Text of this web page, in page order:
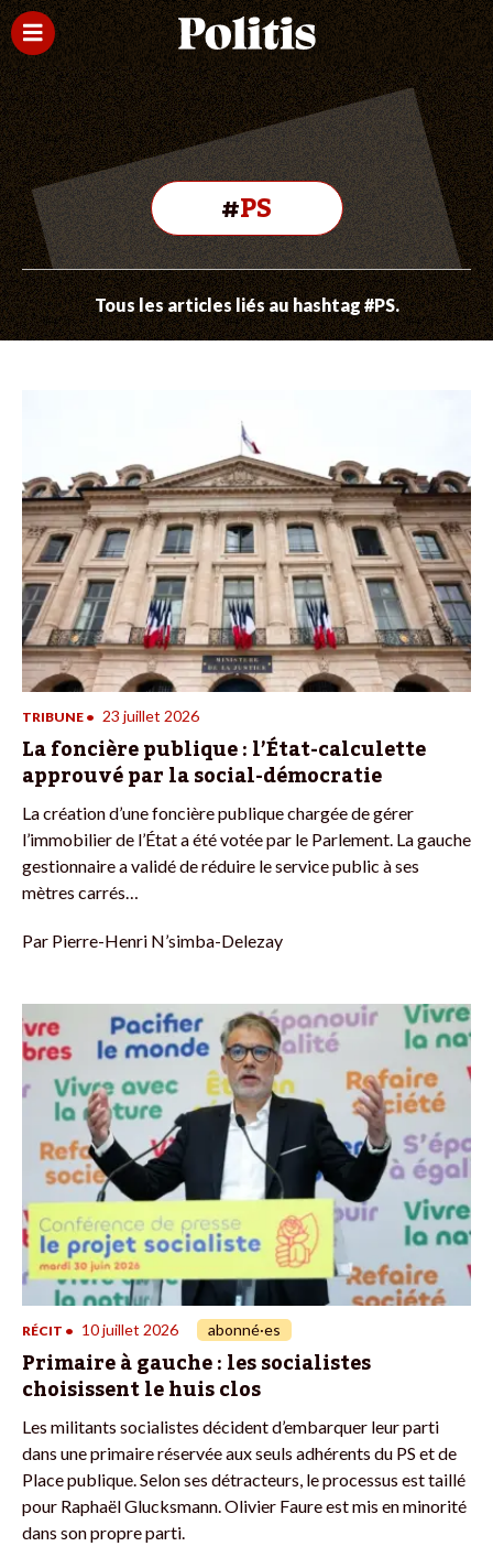
#PS
Tous les articles liés au hashtag #PS.
TRIBUNE • 23 juillet 2026
La foncière publique : l’État-calculette
approuvé par la social-démocratie
La création d’une foncière publique chargée de gérer
l’immobilier de l’État a été votée par le Parlement. La gauche
gestionnaire a validé de réduire le service public à ses
mètres carrés…
Par Pierre-Henri N’simba-Delezay
RÉCIT • 10 juillet 2026 abonné·es
Primaire à gauche : les socialistes
choisissent le huis clos
Les militants socialistes décident d’embarquer leur parti
dans une primaire réservée aux seuls adhérents du PS et de
Place publique. Selon ses détracteurs, le processus est taillé
pour Raphaël Glucksmann. Olivier Faure est mis en minorité
dans son propre parti.